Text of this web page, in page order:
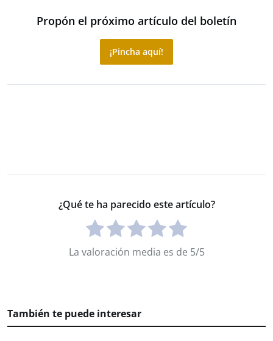
Propón el próximo artículo del boletín
¡Pincha aquí!
¿Qué te ha parecido este artículo?
La valoración media es de 5/5
También te puede interesar